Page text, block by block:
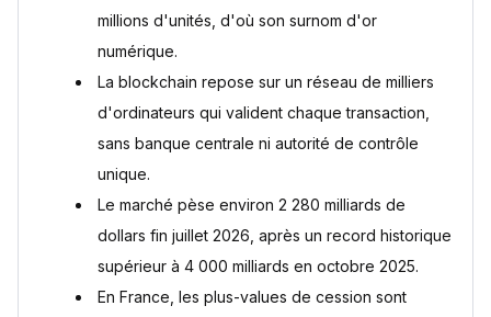
millions d'unités, d'où son surnom d'or
numérique.
La blockchain repose sur un réseau de milliers
d'ordinateurs qui valident chaque transaction,
sans banque centrale ni autorité de contrôle
unique.
Le marché pèse environ 2 280 milliards de
dollars fin juillet 2026, après un record historique
supérieur à 4 000 milliards en octobre 2025.
En France, les plus-values de cession sont